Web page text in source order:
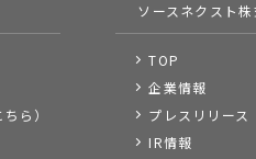
ら）
ソースネクスト
TOP
企業情報
プレスリリース
IR情報